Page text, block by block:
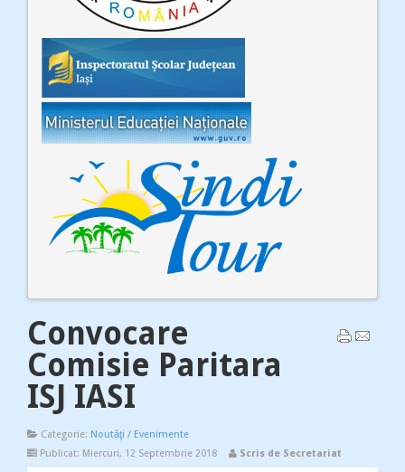
Convocare
Comisie Paritara
ISJ IASI
Categorie: Noutăţi / Evenimente
Publicat: Miercuri, 12 Septembrie 2018
Scris de Secretariat